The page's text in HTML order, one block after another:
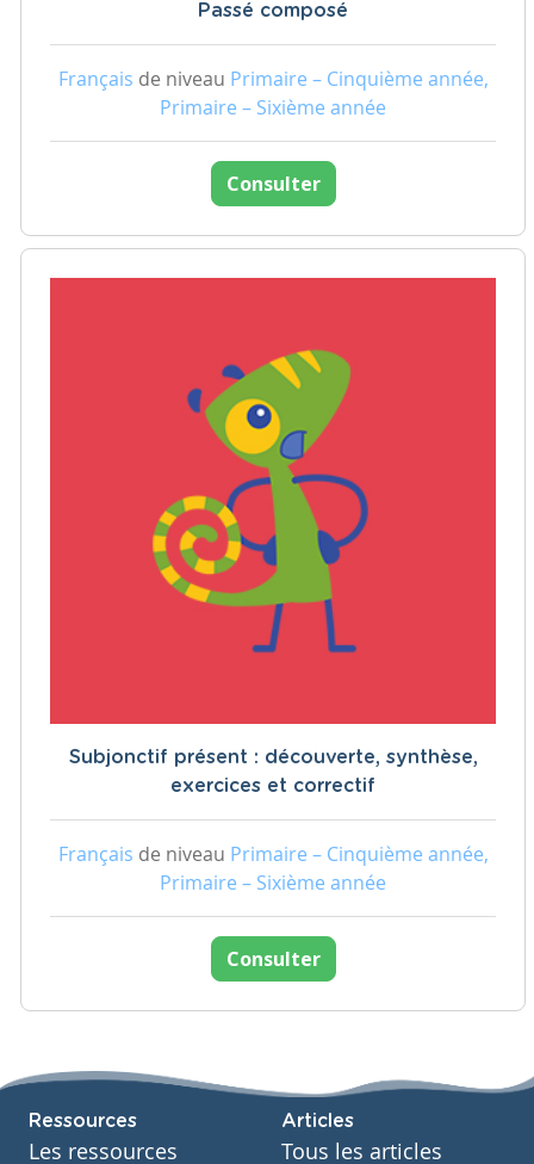
Passé composé
Français de niveau Primaire – Cinquième année,
Primaire – Sixième année
Consulter
Subjonctif présent : découverte, synthèse,
exercices et correctif
Français de niveau Primaire – Cinquième année,
Primaire – Sixième année
Consulter
Ressources
Les ressources
Articles
Tous les articles